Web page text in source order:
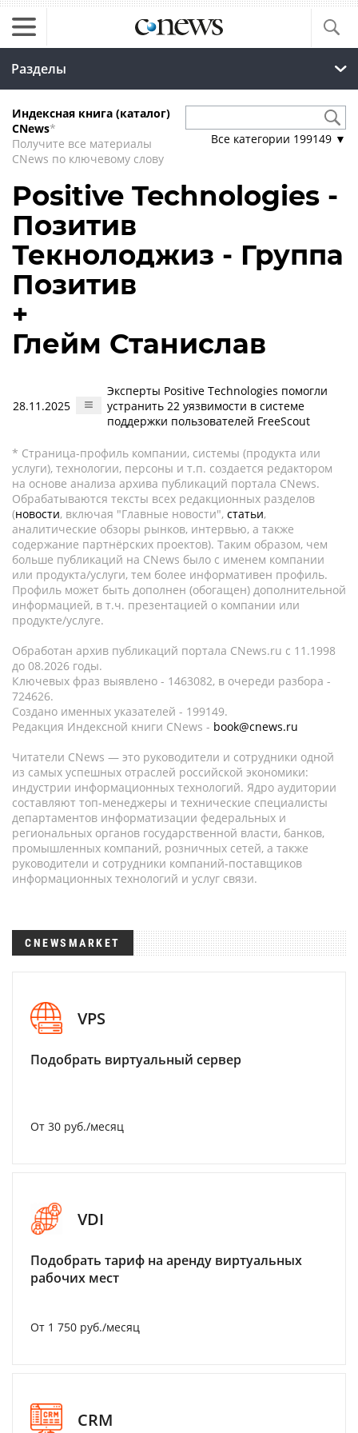
Разделы
Индексная книга (каталог)
CNews*
Получите все материалы
CNews по ключевому слову
Все категории 199149 ▼
Positive Technologies -
Позитив
Текнолоджиз - Группа
Позитив
+
Глейм Станислав
28.11.2025
Эксперты Positive Technologies помогли
устранить 22 уязвимости в системе
поддержки пользователей FreeScout
* Страница-профиль компании, системы (продукта или
услуги), технологии, персоны и т.п. создается редактором
на основе анализа архива публикаций портала CNews.
Обрабатываются тексты всех редакционных разделов
(новости, включая "Главные новости", статьи,
аналитические обзоры рынков, интервью, а также
содержание партнёрских проектов). Таким образом, чем
больше публикаций на CNews было с именем компании
или продукта/услуги, тем более информативен профиль.
Профиль может быть дополнен (обогащен) дополнительной
информацией, в т.ч. презентацией о компании или
продукте/услуге.
Обработан архив публикаций портала CNews.ru c 11.1998
до 08.2026 годы.
Ключевых фраз выявлено - 1463082, в очереди разбора -
724626.
Создано именных указателей - 199149.
Редакция Индексной книги CNews - book@cnews.ru
Читатели CNews — это руководители и сотрудники одной
из самых успешных отраслей российской экономики:
индустрии информационных технологий. Ядро аудитории
составляют топ-менеджеры и технические специалисты
департаментов информатизации федеральных и
региональных органов государственной власти, банков,
промышленных компаний, розничных сетей, а также
руководители и сотрудники компаний-поставщиков
информационных технологий и услуг связи.
CNEWSMARKET
VPS
Подобрать виртуальный сервер
От 30 руб./месяц
VDI
Подобрать тариф на аренду виртуальных
рабочих мест
От 1 750 руб./месяц
CRM